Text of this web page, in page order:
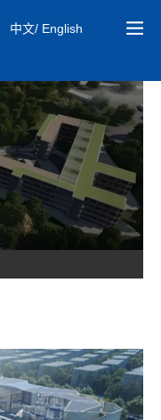
中文/ English